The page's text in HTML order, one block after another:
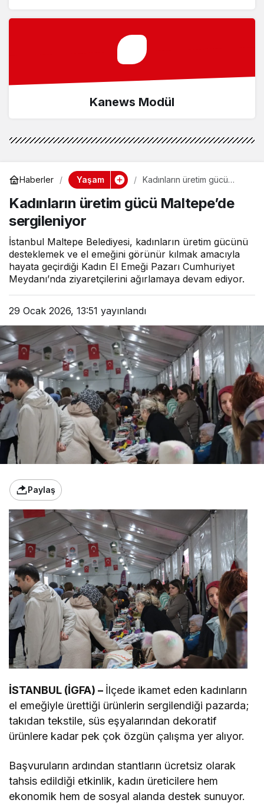
Kanews Modül
Haberler Yaşam
Kadınların üretim gücü
Kadınların üretim gücü Maltepe’de
sergileniyor
İstanbul Maltepe Belediyesi, kadınların üretim gücünü
desteklemek ve el emeğini görünür kılmak amacıyla
hayata geçirdiği Kadın El Emeği Pazarı Cumhuriyet
Meydanı’nda ziyaretçilerini ağırlamaya devam ediyor.
29 Ocak 2026, 13:51 yayınlandı
Paylaş
İSTANBUL (İGFA) – İlçede ikamet eden kadınların
el emeğiyle ürettiği ürünlerin sergilendiği pazarda;
takıdan tekstile, süs eşyalarından dekoratif
ürünlere kadar pek çok özgün çalışma yer alıyor.
Başvuruların ardından stantların ücretsiz olarak
tahsis edildiği etkinlik, kadın üreticilere hem
ekonomik hem de sosyal alanda destek sunuyor.